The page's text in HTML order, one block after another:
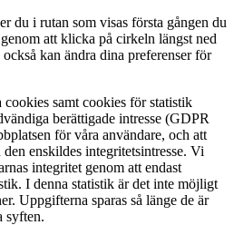
du i rutan som visas första gången du
att klicka på cirkeln längst ned
kan ändra dina preferenser för
samt cookies för statistik
berättigade intresse (GDPR
för våra användare, och att
enskildes integritetsintresse. Vi
integritet genom att endast
I denna statistik är det inte möjligt
Uppgifterna sparas så länge de är
syften.